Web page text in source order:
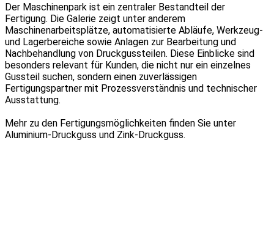
Der Maschinenpark ist ein zentraler Bestandteil der
Fertigung. Die Galerie zeigt unter anderem
Maschinenarbeitsplätze, automatisierte Abläufe, Werkzeug-
und Lagerbereiche sowie Anlagen zur Bearbeitung und
Nachbehandlung von Druckgussteilen. Diese Einblicke sind
besonders relevant für Kunden, die nicht nur ein einzelnes
Gussteil suchen, sondern einen zuverlässigen
Fertigungspartner mit Prozessverständnis und technischer
Ausstattung.
Mehr zu den Fertigungsmöglichkeiten finden Sie unter
Aluminium-Druckguss und Zink-Druckguss.